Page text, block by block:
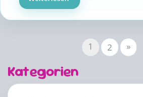
1 2 »
Kategorien